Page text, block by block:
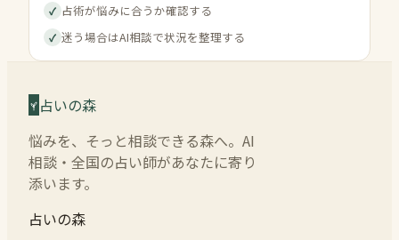
✓ 占術が悩みに合うか確認する
✓ 迷う場合はAI相談で状況を整理する
占いの森
悩みを、そっと相談できる森へ。AI
相談・全国の占い師があなたに寄り
添います。
占いの森